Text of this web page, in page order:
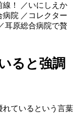
線！ ／いにしえか
病院 ／コレクター
耳原総合病院で贅
ると強調
れているという言葉